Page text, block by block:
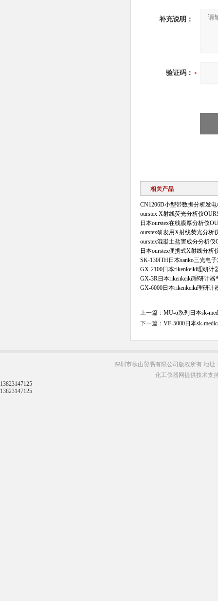
补充说明：
验证码：
相关产品
CN1206D小型带数据分析发
ourstex X射线荧光分析仪
日本ourstex在线膜厚分析仪
ourstex研发用X射线荧光分析
ourstex混凝土盐害成分分析仪
日本ourstex便携式X射线分析
SK-130ITH日本sanko三光电
GX-2100日本rikenkeiki理研计
GX-3R日本rikenkeiki理研计器
GX-6000日本rikenkeiki理研计
上一篇： MU-α系列日本sk-
下一篇： VF-5000日本sk-
深圳市秋山贸易有限公司版权所有 地址
化工仪器网提供技术支
13823147125
13823147125